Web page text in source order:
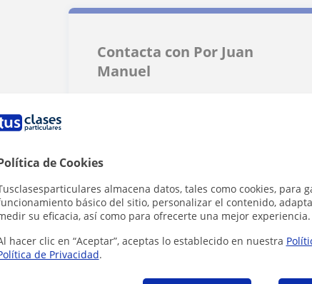
de Cookies
almacena datos, tales como cookies, para
básico del sitio, personalizar el contenido,
su eficacia, así como para ofrecerte una mejor experiencia.
hacer clic en “Aceptar”, aceptas lo establecido en nuestra
de Privacidad.
Contacta con Por Juan
Manuel